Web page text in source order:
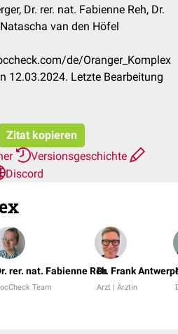
Dr. rer. nat. Fabienne Reh, Dr.
van den Höfel
de/Oranger_Komplex
12.03.2024. Letzte Bearbeitung
Zitat kopieren
Versionsgeschichte
Discord
rer. nat. Fabienne Reh
Team
Dr. Frank
Arzt | Ärztin